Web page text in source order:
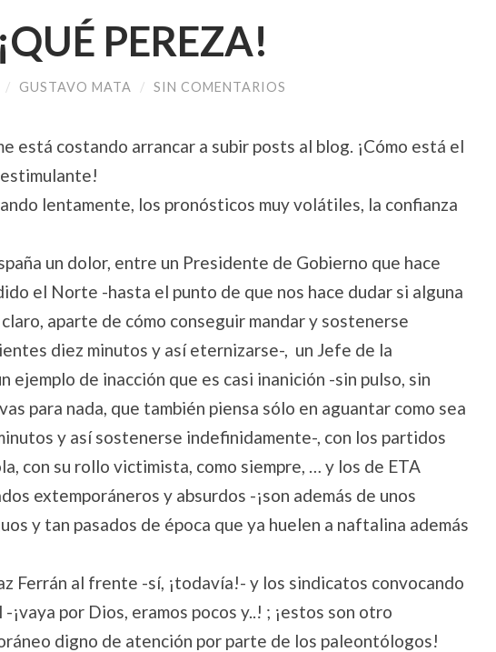
PEREZA!
/ GUSTAVO MATA / SIN COMENTARIOS
está costando arrancar a subir posts al blog. ¡Cómo está el
lentamente, los pronósticos muy volátiles, la confianza
un dolor, entre un Presidente de Gobierno que hace
el Norte -hasta el punto de que nos hace dudar si alguna
aparte de cómo conseguir mandar y sostenerse
diez minutos y así eternizarse-, un Jefe de la
ejemplo de inacción que es casi inanición -sin pulso, sin
para nada, que también piensa sólo en aguantar como sea
y así sostenerse indefinidamente-, con los partidos
con su rollo victimista, como siempre, … y los de ETA
extemporáneros y absurdos -¡son además de unos
y tan pasados de época que ya huelen a naftalina además
Ferrán al frente -sí, ¡todavía!- y los sindicatos convocando
¡vaya por Dios, eramos pocos y..! ; ¡estos son otro
digno de atención por parte de los paleontólogos!